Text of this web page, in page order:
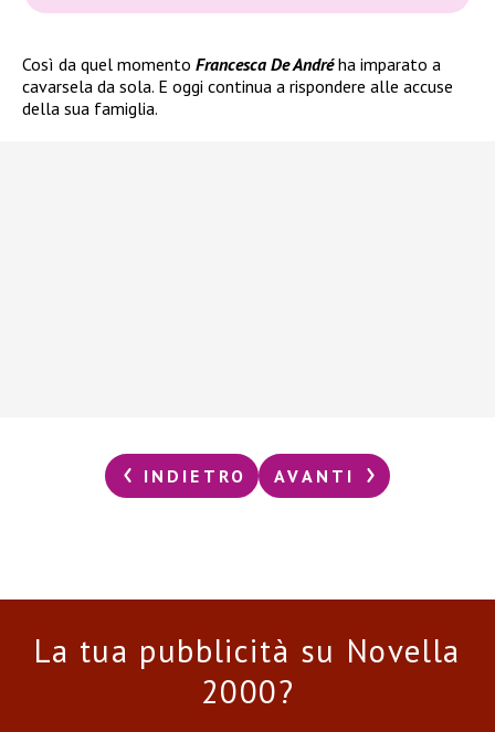
Così da quel momento Francesca De Andréha imparato a
cavarsela da sola. E oggi continua a rispondere alle accuse
della sua famiglia.
INDIETRO AVANTI
La tua pubblicità su Novella
2000?